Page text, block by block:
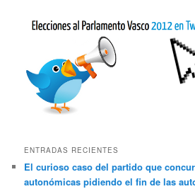
ENTRADAS RECIENTES
El curioso caso del partido que
autonómicas pidiendo el fin de las